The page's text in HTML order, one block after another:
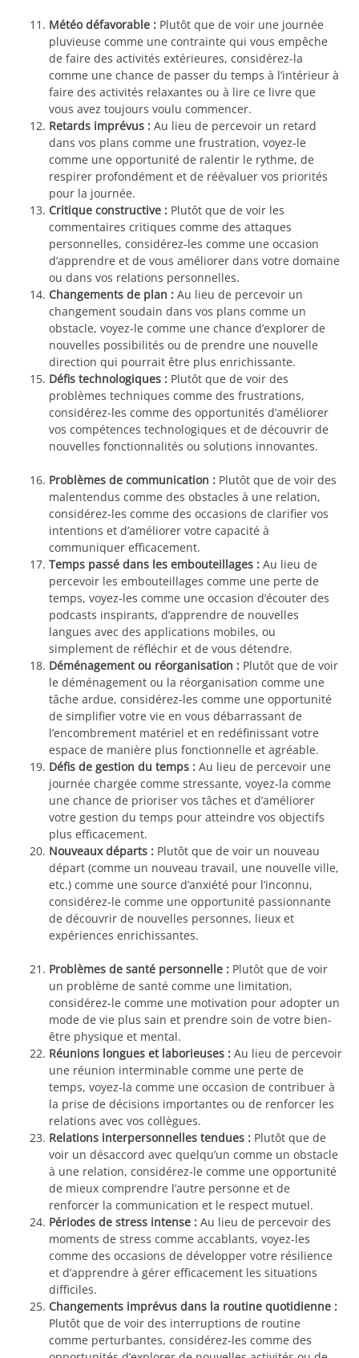
Météo défavorable : Plutôt que de voir une journée
pluvieuse comme une contrainte qui vous empêche
de faire des activités extérieures, considérez-la
comme une chance de passer du temps à l’intérieur à
faire des activités relaxantes ou à lire ce livre que
vous avez toujours voulu commencer.
Retards imprévus : Au lieu de percevoir un retard
dans vos plans comme une frustration, voyez-le
comme une opportunité de ralentir le rythme, de
respirer profondément et de réévaluer vos priorités
pour la journée.
Critique constructive : Plutôt que de voir les
commentaires critiques comme des attaques
personnelles, considérez-les comme une occasion
d’apprendre et de vous améliorer dans votre domaine
ou dans vos relations personnelles.
Changements de plan : Au lieu de percevoir un
changement soudain dans vos plans comme un
obstacle, voyez-le comme une chance d’explorer de
nouvelles possibilités ou de prendre une nouvelle
direction qui pourrait être plus enrichissante.
Défis technologiques : Plutôt que de voir des
problèmes techniques comme des frustrations,
considérez-les comme des opportunités d’améliorer
vos compétences technologiques et de découvrir de
nouvelles fonctionnalités ou solutions innovantes.
Problèmes de communication : Plutôt que de voir des
malentendus comme des obstacles à une relation,
considérez-les comme des occasions de clarifier vos
intentions et d’améliorer votre capacité à
communiquer efficacement.
Temps passé dans les embouteillages : Au lieu de
percevoir les embouteillages comme une perte de
temps, voyez-les comme une occasion d’écouter des
podcasts inspirants, d’apprendre de nouvelles
langues avec des applications mobiles, ou
simplement de réfléchir et de vous détendre.
Déménagement ou réorganisation : Plutôt que de voir
le déménagement ou la réorganisation comme une
tâche ardue, considérez-les comme une opportunité
de simplifier votre vie en vous débarrassant de
l’encombrement matériel et en redéfinissant votre
espace de manière plus fonctionnelle et agréable.
Défis de gestion du temps : Au lieu de percevoir une
journée chargée comme stressante, voyez-la comme
une chance de prioriser vos tâches et d’améliorer
votre gestion du temps pour atteindre vos objectifs
plus efficacement.
Nouveaux départs : Plutôt que de voir un nouveau
départ (comme un nouveau travail, une nouvelle ville,
etc.) comme une source d’anxiété pour l’inconnu,
considérez-le comme une opportunité passionnante
de découvrir de nouvelles personnes, lieux et
expériences enrichissantes.
Problèmes de santé personnelle : Plutôt que de voir
un problème de santé comme une limitation,
considérez-le comme une motivation pour adopter un
mode de vie plus sain et prendre soin de votre bien-
être physique et mental.
Réunions longues et laborieuses : Au lieu de percevoir
une réunion interminable comme une perte de
temps, voyez-la comme une occasion de contribuer à
la prise de décisions importantes ou de renforcer les
relations avec vos collègues.
Relations interpersonnelles tendues : Plutôt que de
voir un désaccord avec quelqu’un comme un obstacle
à une relation, considérez-le comme une opportunité
de mieux comprendre l’autre personne et de
renforcer la communication et le respect mutuel.
Périodes de stress intense : Au lieu de percevoir des
moments de stress comme accablants, voyez-les
comme des occasions de développer votre résilience
et d’apprendre à gérer efficacement les situations
difficiles.
Changements imprévus dans la routine quotidienne :
Plutôt que de voir des interruptions de routine
comme perturbantes, considérez-les comme des